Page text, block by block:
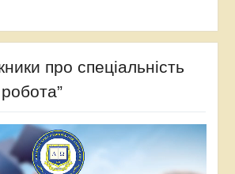
про спеціальність